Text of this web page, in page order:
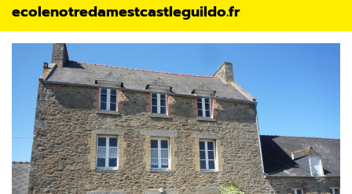
ecolenotredamestcastleguildo.fr